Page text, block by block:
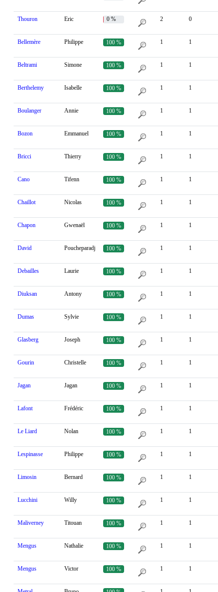
Thouron Eric 0 % 2 0
Bellemère Philippe 100 % 1 1
Beltrami Simone 100 % 1 1
Berthelemy Isabelle 100 % 1 1
Boulanger Annie 100 % 1 1
Bozon Emmanuel 100 % 1 1
Bricci Thierry 100 % 1 1
Cano Tifenn 100 % 1 1
Chaillot Nicolas 100 % 1 1
Chapon Gwenaël 100 % 1 1
David Poucheparadj 100 % 1 1
Debailles Laurie 100 % 1 1
Diuksan Antony 100 % 1 1
Dumas Sylvie 100 % 1 1
Glasberg Joseph 100 % 1 1
Gourin Christelle 100 % 1 1
Jagan Jagan 100 % 1 1
Lafont Frédéric 100 % 1 1
Le Liard Nolan 100 % 1 1
Lespinasse Philippe 100 % 1 1
Limosin Bernard 100 % 1 1
Lucchini Willy 100 % 1 1
Maliverney Titouan 100 % 1 1
Mengus Nathalie 100 % 1 1
Mengus Victor 100 % 1 1